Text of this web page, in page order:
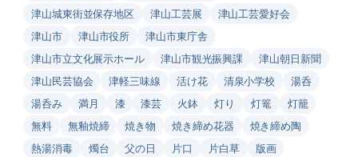
津山城東街並保存地区
津山工芸展
津山工芸愛好会
津山市
津山市役所
津山市東庁舎
津山市立文化展示ホール
津山市観光振興課
津山朝日新聞
津山民芸協会
津軽三味線 活け花 清泉小学校
湯呑
湯呑み
満月 漆 漆芸 火鉢 灯り 灯篭
灯籠
無料
無釉焼締 焼き物 焼き締め花器
焼き締め陶
熱湯消毒
燭台 父の日 片口 片白草 版画